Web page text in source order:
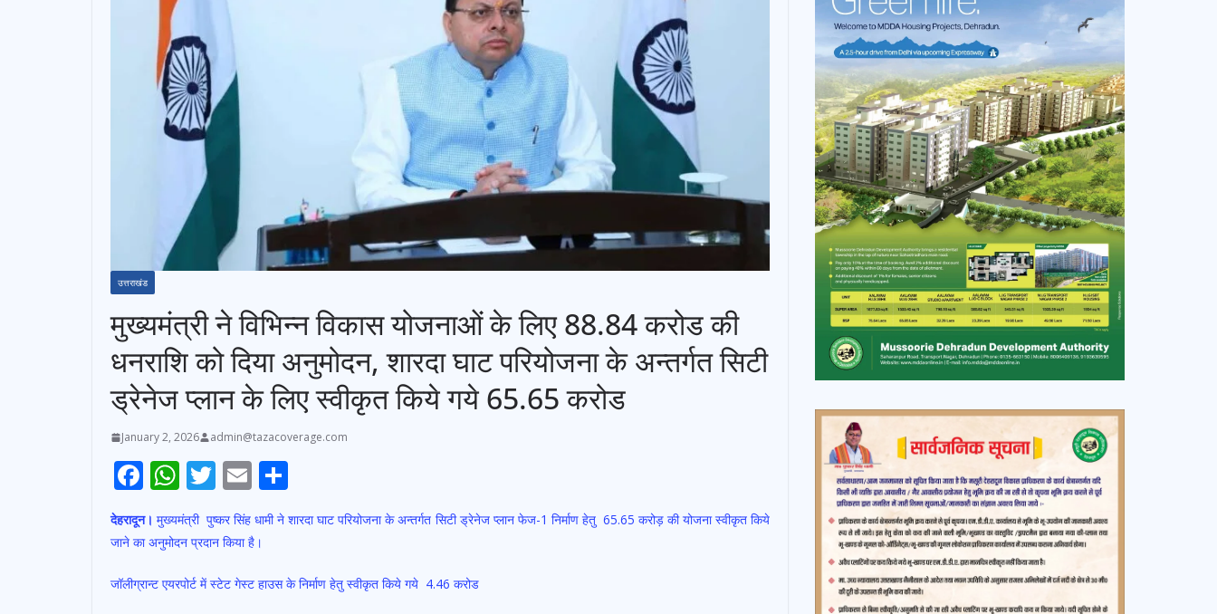
उत्तराखंड
मुख्यमंत्री ने विभिन्न विकास योजनाओं के लिए 88.84 करोड की
धनराशि को दिया अनुमोदन, शारदा घाट परियोजना के अन्तर्गत सिटी
ड्रेनेज प्लान के लिए स्वीकृत किये गये 65.65 करोड
January 2, 2026 admin@tazacoverage.com
F
e
b
o
W
h
at
A
T
w
itt
E
m
ai ar
देहरादून।मुख्यमंत्री पुष्कर सिंह धामी ने शारदा घाट परियोजना के अन्तर्गत सिटी ड्रेनेज प्लान फेज-1 निर्माण हेतु 65.65 करोड़ की योजना स्वीकृत किये
जाने का अनुमोदन प्रदान किया है।
जॉलीग्रान्ट एयरपोर्ट में स्टेट गेस्ट हाउस के निर्माण हेतु स्वीकृत किये गये 4.46 करोड